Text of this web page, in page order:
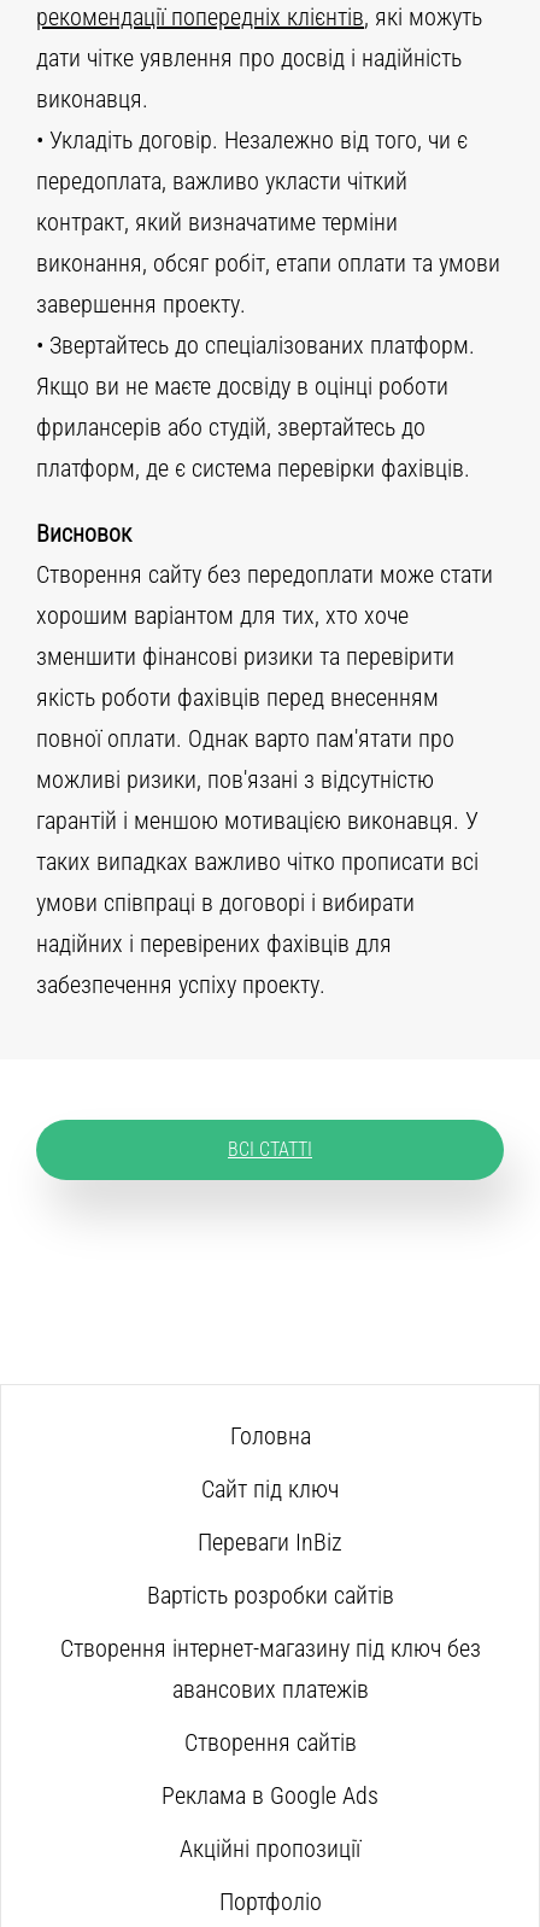
рекомендації попередніх клієнтів, які можуть
дати чітке уявлення про досвід і надійність
виконавця.
• Укладіть договір. Незалежно від того, чи є
передоплата, важливо укласти чіткий
контракт, який визначатиме терміни
виконання, обсяг робіт, етапи оплати та умови
завершення проекту.
• Звертайтесь до спеціалізованих платформ.
Якщо ви не маєте досвіду в оцінці роботи
фрилансерів або студій, звертайтесь до
платформ, де є система перевірки фахівців.
Висновок
Створення сайту без передоплати може стати
хорошим варіантом для тих, хто хоче
зменшити фінансові ризики та перевірити
якість роботи фахівців перед внесенням
повної оплати. Однак варто пам'ятати про
можливі ризики, пов'язані з відсутністю
гарантій і меншою мотивацією виконавця. У
таких випадках важливо чітко прописати всі
умови співпраці в договорі і вибирати
надійних і перевірених фахівців для
забезпечення успіху проекту.
ВСІ СТАТТІ
Головна
Сайт під ключ
Переваги InBiz
Вартість розробки сайтів
Створення інтернет-магазину під ключ без
авансових платежів
Створення сайтів
Реклама в Google Ads
Акційні пропозиції
Портфоліо